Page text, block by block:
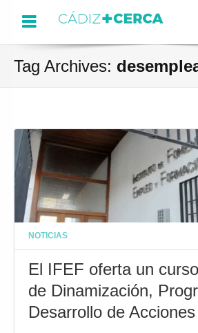
Menu
Tag Archives:
NOTICIAS
El IFEF oferta un
de Dinamización,
Desarrollo de